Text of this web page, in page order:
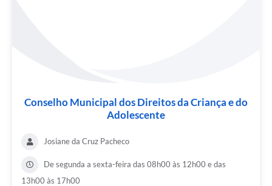
Conselho Municipal dos Direitos da Criança e do
Adolescente
Josiane da Cruz Pacheco
De segunda a sexta-feira das 08h00 às 12h00 e das
13h00 às 17h00